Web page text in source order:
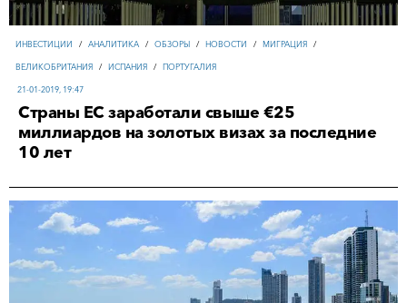
ИНВЕСТИЦИИ / АНАЛИТИКА / ОБЗОРЫ / НОВОСТИ / МИГРАЦИЯ /
ВЕЛИКОБРИТАНИЯ / ИСПАНИЯ / ПОРТУГАЛИЯ
21-01-2019, 19:47
Страны ЕС заработали свыше €25
миллиардов на золотых визах за последние
10 лет